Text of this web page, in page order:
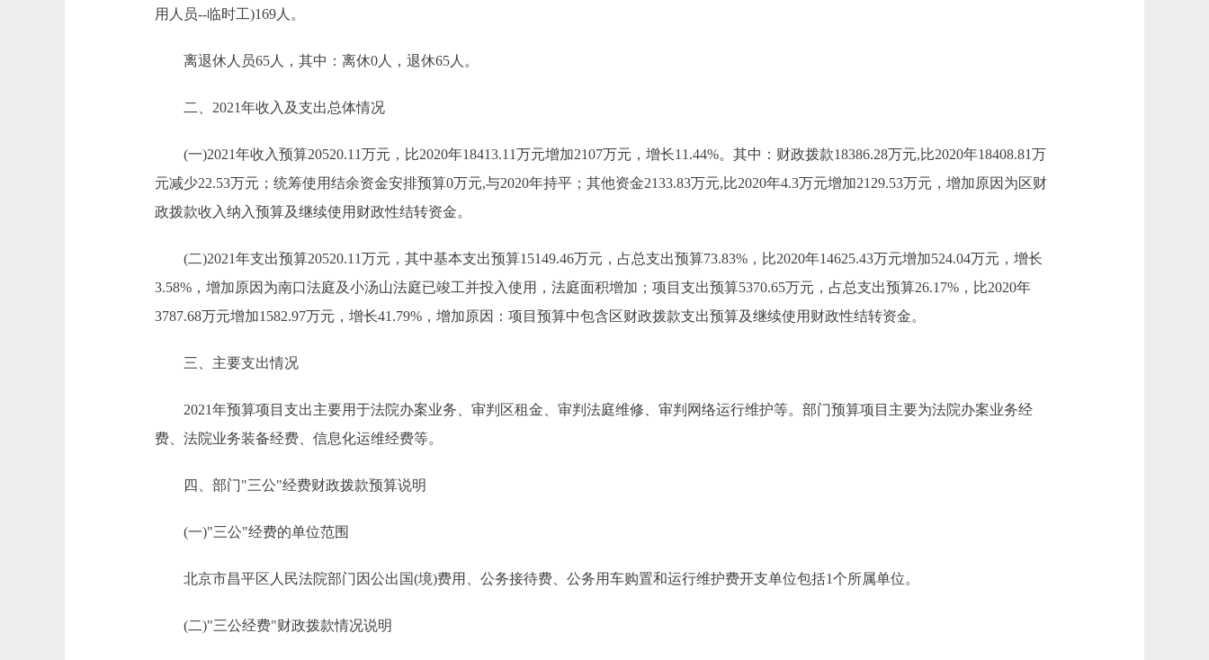
用人员--临时工)169人。
离退休人员65人，其中：离休0人，退休65人。
二、2021年收入及支出总体情况
(一)2021年收入预算20520.11万元，比2020年18413.11万元增加2107万元，增长11.44%。其中：财政拨款18386.28万元,比2020年18408.81万
元减少22.53万元；统筹使用结余资金安排预算0万元,与2020年持平；其他资金2133.83万元,比2020年4.3万元增加2129.53万元，增加原因为区财
政拨款收入纳入预算及继续使用财政性结转资金。
(二)2021年支出预算20520.11万元，其中基本支出预算15149.46万元，占总支出预算73.83%，比2020年14625.43万元增加524.04万元，增长
3.58%，增加原因为南口法庭及小汤山法庭已竣工并投入使用，法庭面积增加；项目支出预算5370.65万元，占总支出预算26.17%，比2020年
3787.68万元增加1582.97万元，增长41.79%，增加原因：项目预算中包含区财政拨款支出预算及继续使用财政性结转资金。
三、主要支出情况
2021年预算项目支出主要用于法院办案业务、审判区租金、审判法庭维修、审判网络运行维护等。部门预算项目主要为法院办案业务经
费、法院业务装备经费、信息化运维经费等。
四、部门"三公"经费财政拨款预算说明
(一)"三公"经费的单位范围
北京市昌平区人民法院部门因公出国(境)费用、公务接待费、公务用车购置和运行维护费开支单位包括1个所属单位。
(二)"三公经费"财政拨款情况说明